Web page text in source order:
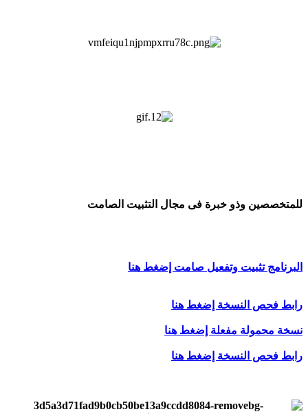
للمتخصصين وذو خبرة فى مجال التثبيت الصامت
البرنامج تثبيت وتفعيل صامت إضغط هنا
رابط فحص النسخة إضغط هنا
نسخة محمولة مفعلة إضغط هنا
رابط فحص النسخة إضغط هنا